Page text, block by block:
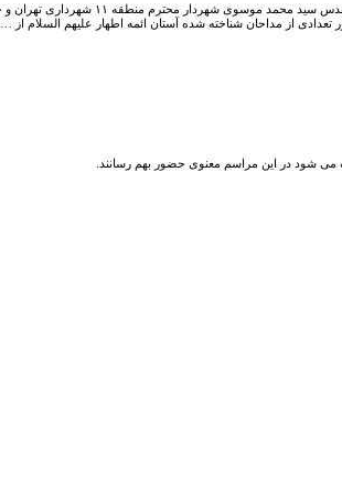
از مداحان شناخته شده آستان ائمه اطهار علیهم السلام از …